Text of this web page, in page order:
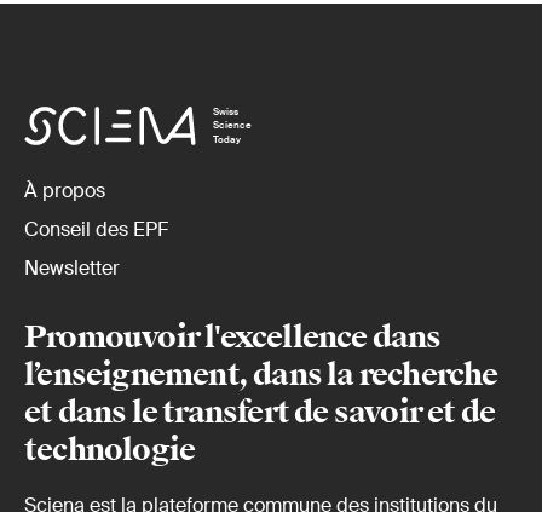
Swiss
Science
Today
À propos
Conseil des EPF
Newsletter
Promouvoir l'excellence dans
l’enseignement, dans la recherche
et dans le transfert de savoir et de
technologie
Sciena est la plateforme commune des institutions du